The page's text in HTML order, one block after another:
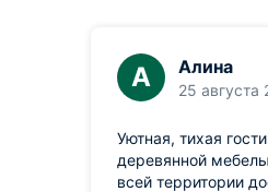
А Алина
25 августа
Уютная, тихая
деревянной
всей территории